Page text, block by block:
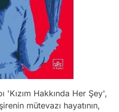
Hakkında Her Şey',
mütevazı hayatının,